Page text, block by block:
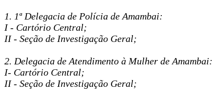
1. 1ª Delegacia de Polícia de Amambai:
I - Cartório Central;
II - Seção de Investigação Geral;
2. Delegacia de Atendimento à Mulher de Amambai:
I- Cartório Central;
II - Seção de Investigação Geral;